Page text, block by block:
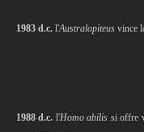
1983 d.c. l'Australopiteus vince
1988 d.c. l'Homo abilis si offre